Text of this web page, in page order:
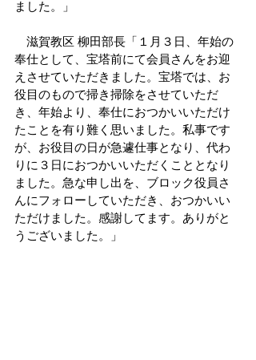
ました。」
滋賀教区 柳田部長「１月３日、年始の
奉仕として、宝塔前にて会員さんをお迎
えさせていただきました。宝塔では、お
役目のもので掃き掃除をさせていただ
き、年始より、奉仕におつかいいただけ
たことを有り難く思いました。私事です
が、お役目の日が急遽仕事となり、代わ
りに３日におつかいいただくこととなり
ました。急な申し出を、ブロック役員さ
んにフォローしていただき、おつかいい
ただけました。感謝してます。ありがと
うございました。」